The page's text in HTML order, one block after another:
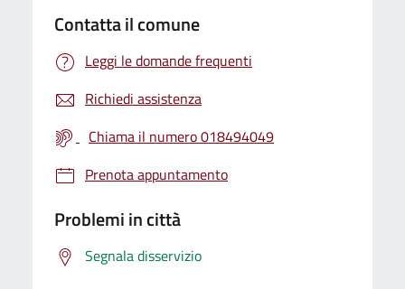
Contatta il comune
Leggi le domande frequenti
Richiedi assistenza
Chiama il numero 018494049
Prenota appuntamento
Problemi in città
Segnala disservizio